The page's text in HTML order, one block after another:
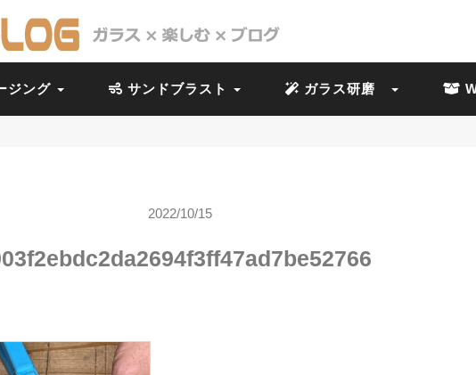
ジング サンドブラスト ガラス研磨
2022/10/15